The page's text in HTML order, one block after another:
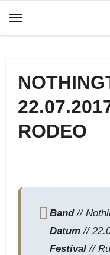
Inhalt
RODEO
Band//
Datum//
Festival//